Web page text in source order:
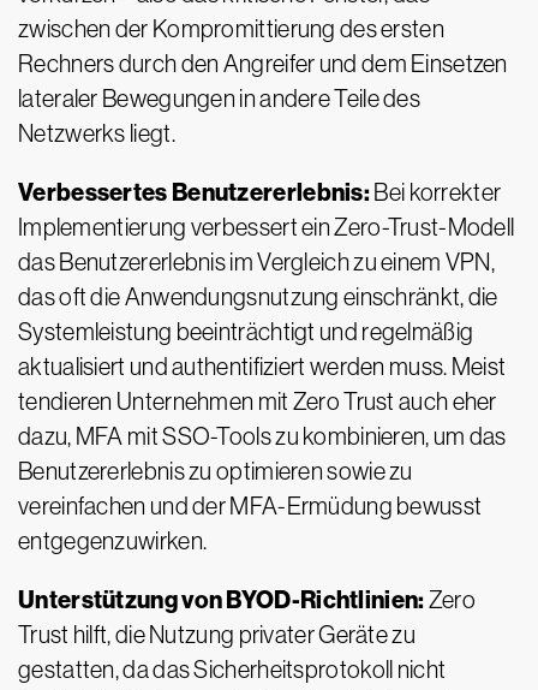
zwischen der Kompromittierung des ersten
Rechners durch den Angreifer und dem Einsetzen
lateraler Bewegungen in andere Teile des
Netzwerks liegt.
Verbessertes Benutzererlebnis: Bei korrekter
Implementierung verbessert ein Zero-Trust-Modell
das Benutzererlebnis im Vergleich zu einem VPN,
das oft die Anwendungsnutzung einschränkt, die
Systemleistung beeinträchtigt und regelmäßig
aktualisiert und authentifiziert werden muss. Meist
tendieren Unternehmen mit Zero Trust auch eher
dazu, MFA mit SSO-Tools zu kombinieren, um das
Benutzererlebnis zu optimieren sowie zu
vereinfachen und der MFA-Ermüdung bewusst
entgegenzuwirken.
Unterstützung von BYOD-Richtlinien:Zero
Trust hilft, die Nutzung privater Geräte zu
gestatten, da das Sicherheitsprotokoll nicht